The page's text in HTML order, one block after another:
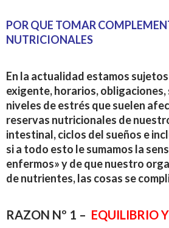
POR QUE TOMAR
NUTRICIONALES
En la actualidad estamos
exigente, horarios,
niveles de estrés que suelen
reservas nutricionales de
intestinal, ciclos del sueños e
si a todo esto le sumamos la
enfermos» y de que nuestro
de nutrientes, las cosas se
RAZON Nº 1 – EQUILIBRIO